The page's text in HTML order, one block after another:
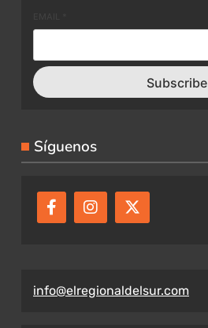
Subscribe
Síguenos
info@elregionaldelsur.com